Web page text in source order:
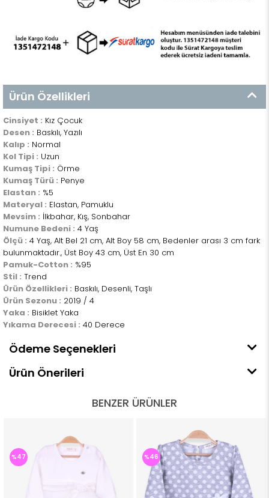
Ürün Özellikleri
Cinsiyet : Kız Çocuk
Desen : Baskılı, Yazılı
Kalıp : Normal
Kol Tipi : Uzun
Kumaş Tipi : Örme
Kumaş Türü : Penye
Elastan : %5
Materyal : Elastan, Pamuklu
Mevsim : İlkbahar, Kış, Sonbahar
Numune Bedeni : 4 Yaş
Ölçü : 4 Yaş, Alt Bel 21 cm, Alt Boy 58 cm, Bedenler arası 3 cm fark
bulunmaktadır., Üst Boy 43 cm, Üst En 30 cm
Pamuk-Cotton : %95
Stil : Trend
Ürün Özellikleri : Baskılı, Desenli, Taşlı
Ürün Sezonu : 2019 / 4
Yaka : Bisiklet Yaka
Yıkama Derecesi : 40 Derece
Ödeme Seçenekleri
Ürün Önerileri
BENZER ÜRÜNLER
%47 %46